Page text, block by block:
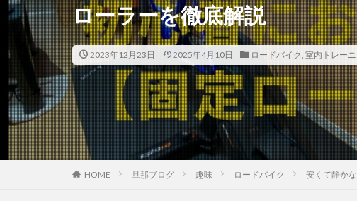
ローラーを徹底解説
2023年12月23日 2025年4月10日 ロードバイク, 室内トレー
HOME 旦那ブログ 趣味 ロードバイク 安くて静か